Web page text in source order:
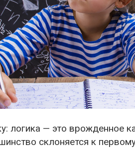
логика — это врожденное
склоняется к